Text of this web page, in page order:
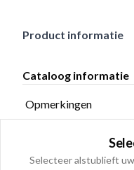
Product informatie
Cataloog informatie
Opmerkingen
Selecteer alstublieft